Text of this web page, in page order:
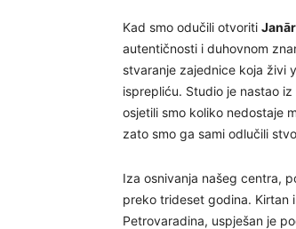
Kad smo odučili otvoriti
autentičnosti i duhovnom
stvaranje zajednice koja živi
isprepliću. Studio je nastao
osjetili smo koliko nedostaje
zato smo ga sami odlučili
Iza osnivanja našeg centra,
preko trideset godina. Kirtan
Petrovaradina, uspješan je